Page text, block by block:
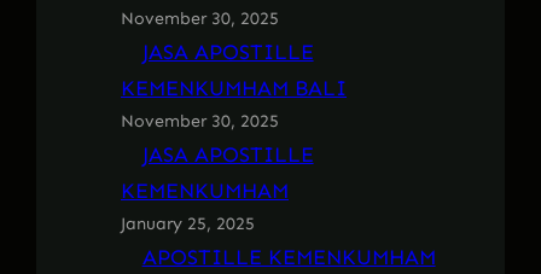
November 30, 2025
JASA APOSTILLE
KEMENKUMHAM BALI
November 30, 2025
JASA APOSTILLE
KEMENKUMHAM
January 25, 2025
APOSTILLE KEMENKUMHAM